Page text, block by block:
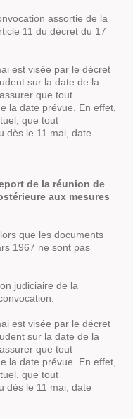
assortie de la
11 du décret du 17
est visée par le décret
sur la date de la
que tout
la date prévue. En effet,
que tout
dès le 11 mai, date
de la réunion de
aux mesures
que les documents
1967 ne sont pas
judiciaire de la
est visée par le décret
sur la date de la
que tout
la date prévue. En effet,
que tout
dès le 11 mai, date